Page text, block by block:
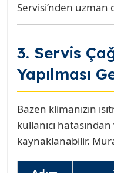
Servisi’nden uzman
3. Servis
Yapılması
Bazen klimanızın
kullanıcı
kaynaklanabilir.